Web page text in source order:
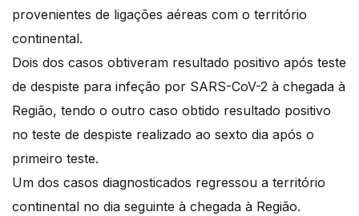
provenientes de ligações aéreas com o território
continental.
Dois dos casos obtiveram resultado positivo após teste
de despiste para infeção por SARS-CoV-2 à chegada à
Região, tendo o outro caso obtido resultado positivo
no teste de despiste realizado ao sexto dia após o
primeiro teste.
Um dos casos diagnosticados regressou a território
continental no dia seguinte à chegada à Região.